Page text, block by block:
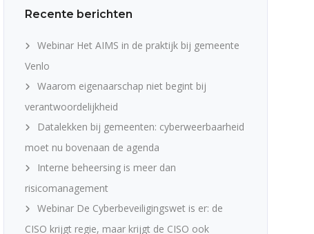
Recente berichten
Webinar Het AIMS in de praktijk bij gemeente
Venlo
Waarom eigenaarschap niet begint bij
verantwoordelijkheid
Datalekken bij gemeenten: cyberweerbaarheid
moet nu bovenaan de agenda
Interne beheersing is meer dan
risicomanagement
Webinar De Cyberbeveiligingswet is er: de
CISO krijgt regie, maar krijgt de CISO ook